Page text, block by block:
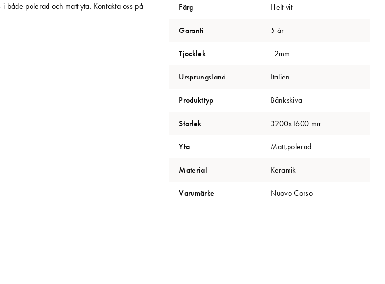
både polerad och matt yta. Kontakta oss på
Färg Helt vit
Garanti 5 år
Tjocklek 12mm
Ursprungsland Italien
Produkttyp Bänkskiva
Storlek 3200x1600 mm
Yta Matt,polerad
Material Keramik
Varumärke Nuovo Corso